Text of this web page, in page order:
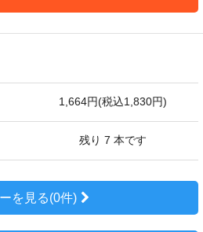
1,664円(税込1,830円)
残り 7 本です
を見る(0件)